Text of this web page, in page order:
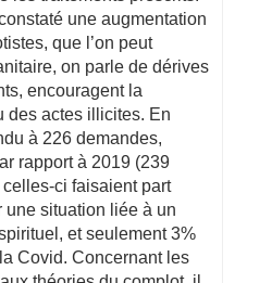
une augmentation
que l’on peut
on parle de dérives
encouragent la
des actes illicites. En
à 226 demandes,
rapport à 2019 (239
ci faisaient part
une situation liée à un
et seulement 3%
Covid. Concernant les